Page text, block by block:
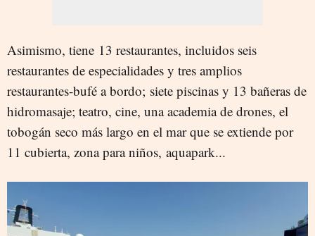
Asimismo, tiene 13 restaurantes, incluidos seis
restaurantes de especialidades y tres amplios
restaurantes-bufé a bordo; siete piscinas y 13 bañeras de
hidromasaje; teatro, cine, una academia de drones, el
tobogán seco más largo en el mar que se extiende por
11 cubierta, zona para niños, aquapark...